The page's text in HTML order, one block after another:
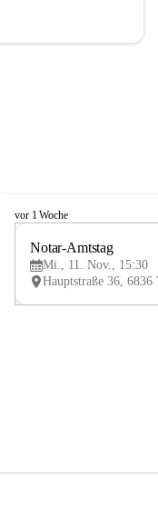
V
vor 1 Woche
Notar-Amtstag
Mi., 11. Nov., 15:30